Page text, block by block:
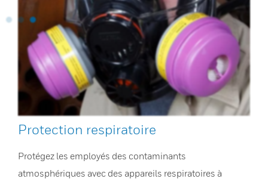
Protection respiratoire
Protégez les employés des contaminants
atmosphériques avec des appareils respiratoires à